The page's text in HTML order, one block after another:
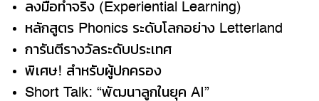
ลงมือทำจริง (Experiential Learning)
หลักสูตร Phonics ระดับโลกอย่าง Letterland
การันตีรางวัลระดับประเทศ
พิเศษ! สำหรับผู้ปกครอง
Short Talk: “พัฒนาลูกในยุค AI”